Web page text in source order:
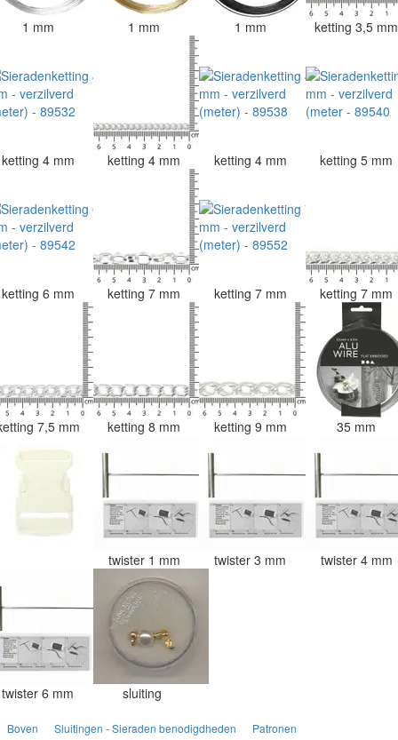
1 mm 1 mm 1 mm ketting 3,5
ketting 4 mm ketting 4 mm ketting 4 mm ketting 5 mm
ketting 6 mm ketting 7 mm ketting 7 mm ketting 7 mm
7,5 mm ketting 8 mm ketting 9 mm 35 mm
twister 1 mm twister 3 mm twister 4 mm
twister 6 mm sluiting
Boven Sluitingen - Sieraden benodigdheden Patronen